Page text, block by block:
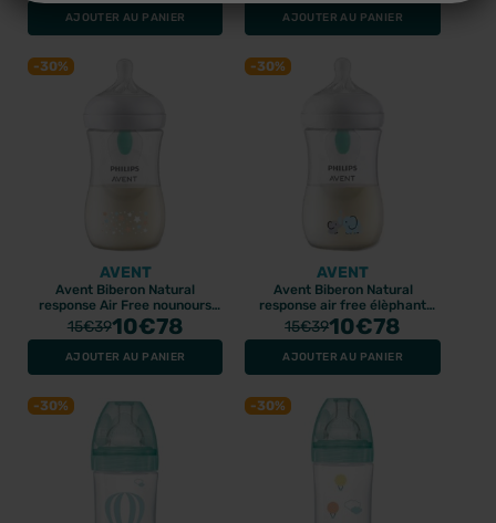
AJOUTER AU PANIER AJOUTER AU PANIER
-30%
AVENT
Avent Biberon Natural
response Air Free nounours
260ml
15€3910€78
AJOUTER AU PANIER
-30%
AVENT
Avent Biberon Natural
response air free élèphant
260ml
15€3910€78
AJOUTER AU PANIER
-30% -30%